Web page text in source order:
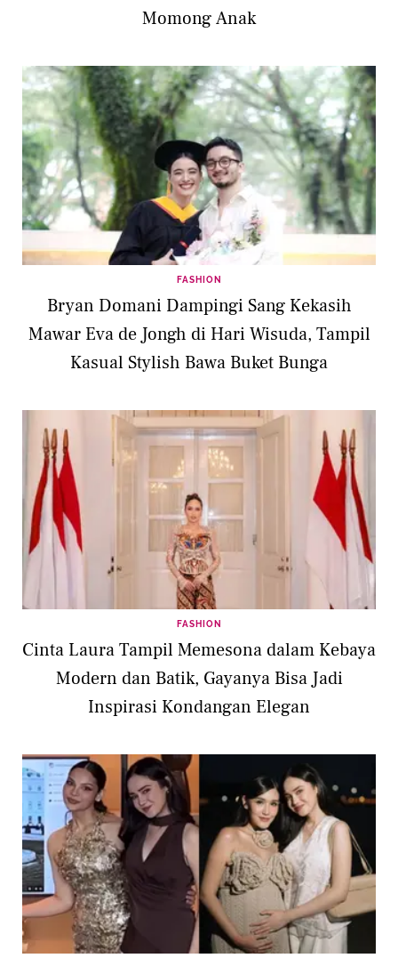
Momong Anak
FASHION
Bryan Domani Dampingi Sang Kekasih
Mawar Eva de Jongh di Hari Wisuda, Tampil
Kasual Stylish Bawa Buket Bunga
FASHION
Cinta Laura Tampil Memesona dalam Kebaya
Modern dan Batik, Gayanya Bisa Jadi
Inspirasi Kondangan Elegan